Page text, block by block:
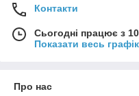
Контакти
Сьогодні працює з
Показати весь
Про нас